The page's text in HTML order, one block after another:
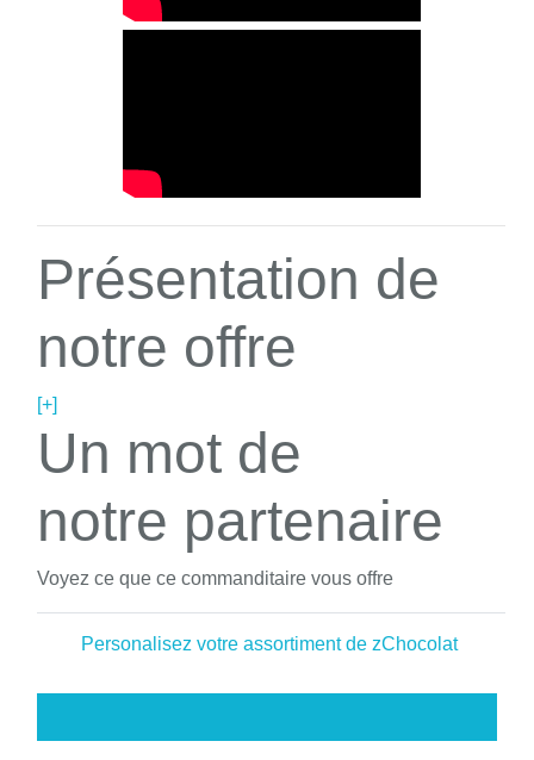
Présentation de
notre offre
[+]
Un mot de
notre partenaire
Voyez ce que ce commanditaire vous offre
Personalisez votre assortiment de zChocolat